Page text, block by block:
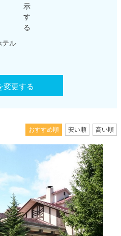
示
す
る
テル
変更する
おすすめ順 安い順 高い順